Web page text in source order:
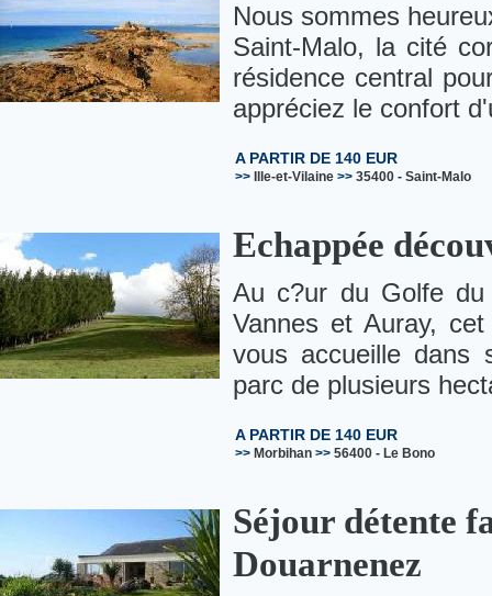
Nous sommes
Saint-Malo, la cité
résidence central
appréciez le confort
A PARTIR DE 140 EUR
>> Ille-et-Vilaine >> 35400 - Saint-Malo
Echappée
Au c?ur du Golfe du
Vannes et Auray,
vous accueille dans
parc de plusieurs
A PARTIR DE 140 EUR
>> Morbihan >> 56400 - Le Bono
Séjour détente
Douarnenez